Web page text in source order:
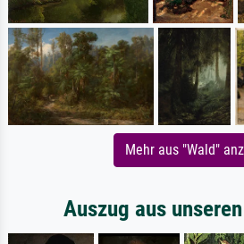
Mehr aus "Wald"
Auszug aus